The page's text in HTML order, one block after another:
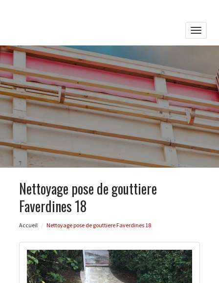
Toggle
Nettoyage pose de gouttiere
Faverdines 18
Accueil Nettoyage pose de gouttiere Faverdines 18